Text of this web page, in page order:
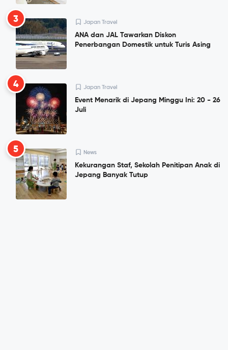
3 Japan Travel
ANA dan JAL Tawarkan Diskon
Penerbangan Domestik untuk Turis Asing
4 Japan Travel
Event Menarik di Jepang Minggu Ini: 20 - 26
Juli
5 News
Kekurangan Staf, Sekolah Penitipan Anak di
Jepang Banyak Tutup